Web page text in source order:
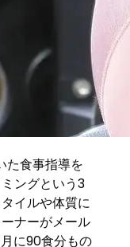
た食事指導を
ングという3
イルや体質に
ナーがメール
に90食分もの